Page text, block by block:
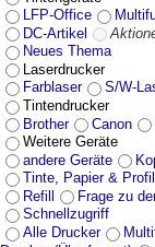
LFP-Office
DC-Artikel
Neues Thema
Laserdrucker
Farblaser
S/W-
Tintendrucker
Brother
Canon
Weitere Geräte
andere Geräte
Tinte, Papier &
Refill
Frage zu
Schnellzugriff
Alle Drucker